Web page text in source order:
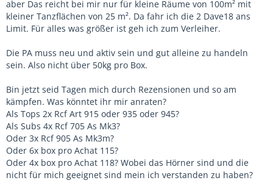
aber Das reicht bei mir nur für kleine Räume von 100m² mit
kleiner Tanzflächen von 25 m². Da fahr ich die 2 Dave18 ans
Limit. Für alles was größer ist geh ich zum Verleiher.
Die PA muss neu und aktiv sein und gut alleine zu handeln
sein. Also nicht über 50kg pro Box.
Bin jetzt seid Tagen mich durch Rezensionen und so am
kämpfen. Was könntet ihr mir anraten?
Als Tops 2x Rcf Art 915 oder 935 oder 945?
Als Subs 4x Rcf 705 As Mk3?
Oder 3x Rcf 905 As Mk3m?
Oder 6x box pro Achat 115?
Oder 4x box pro Achat 118? Wobei das Hörner sind und die
nicht für mich geeignet sind mein ich verstanden zu haben?